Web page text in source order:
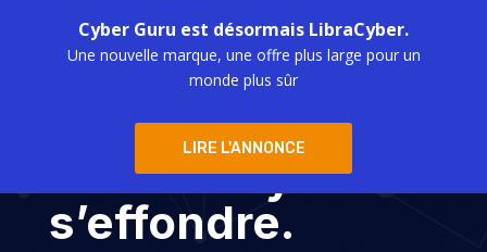
Cyber Guru est désormais LibraCyber.
Une nouvelle marque, une offre plus large pour un
monde plus sûr
LIRE L'ANNONCE
Apple n’est plus
invincible, le
dernier mythe
s’effondre.